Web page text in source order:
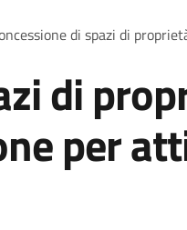
di spazi di
di
per